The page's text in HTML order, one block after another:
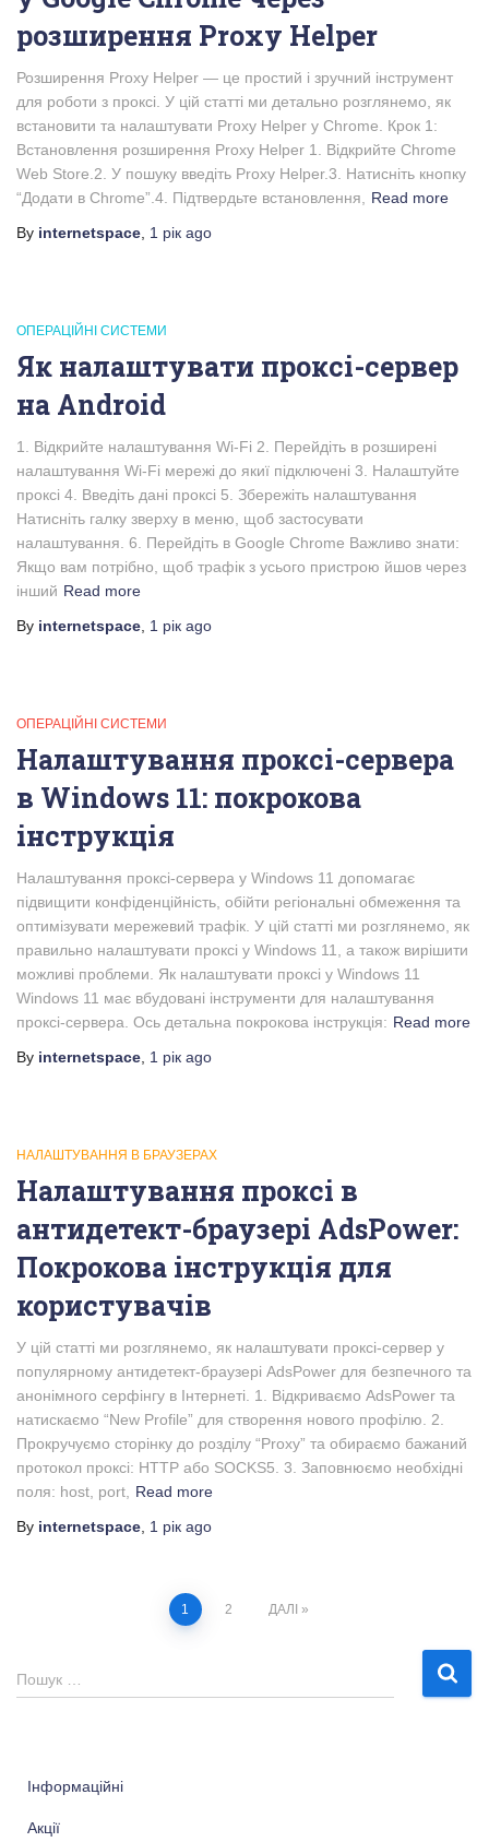
розширення Proxy Helper
Розширення Proxy Helper — це простий і зручний інструмент
для роботи з проксі. У цій статті ми детально розглянемо, як
встановити та налаштувати Proxy Helper у Chrome. Крок 1:
Встановлення розширення Proxy Helper 1. Відкрийте Chrome
Web Store.2. У пошуку введіть Proxy Helper.3. Натисніть кнопку
“Додати в Chrome”.4. Підтвердьте встановлення,
Read more
By internetspace 1 рік ago
ОПЕРАЦІЙНІ СИСТЕМИ
Як налаштувати проксі-сервер
на Android
1. Відкрийте налаштування Wi-Fi 2. Перейдіть в розширені
налаштування Wi-Fi мережі до якиї підключені 3. Налаштуйте
проксі 4. Введіть дані проксі 5. Збережіть налаштування
Натисніть галку зверху в меню, щоб застосувати
налаштування. 6. Перейдіть в Google Chrome Важливо знати:
Якщо вам потрібно, щоб трафік з усього пристрою йшов через
інший Read more
By internetspace 1 рік ago
ОПЕРАЦІЙНІ СИСТЕМИ
Налаштування проксі-сервера
в Windows 11: покрокова
інструкція
Налаштування проксі-сервера у Windows 11 допомагає
підвищити конфіденційність, обійти регіональні обмеження та
оптимізувати мережевий трафік. У цій статті ми розглянемо, як
правильно налаштувати проксі у Windows 11, а також вирішити
можливі проблеми. Як налаштувати проксі у Windows 11
Windows 11 має вбудовані інструменти для налаштування
проксі-сервера. Ось детальна покрокова інструкція: Read more
By internetspace 1 рік ago
НАЛАШТУВАННЯ В БРАУЗЕРАХ
Налаштування проксі в
антидетект-браузері AdsPower:
Покрокова інструкція для
користувачів
У цій статті ми розглянемо, як налаштувати проксі-сервер у
популярному антидетект-браузері AdsPower для безпечного та
анонімного серфінгу в Інтернеті. 1. Відкриваємо AdsPower та
натискаємо “New Profile” для створення нового профілю. 2.
Прокручуємо сторінку до розділу “Proxy” та обираємо бажаний
протокол проксі: HTTP або SOCKS5. 3. Заповнюємо необхідні
поля: host, port,
Read more
By internetspace 1 рік ago
записів
1 2 ДАЛІ
П
о
Пошук …
Інформаційні
Акції